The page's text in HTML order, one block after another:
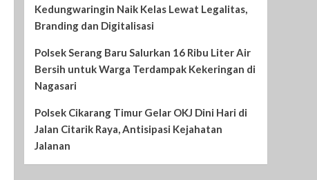
Kedungwaringin Naik Kelas Lewat Legalitas,
Branding dan Digitalisasi
Polsek Serang Baru Salurkan 16 Ribu Liter Air
Bersih untuk Warga Terdampak Kekeringan di
Nagasari
Polsek Cikarang Timur Gelar OKJ Dini Hari di
Jalan Citarik Raya, Antisipasi Kejahatan
Jalanan